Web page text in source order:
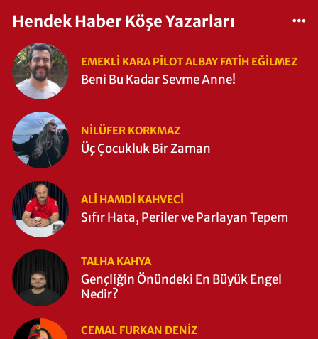
Hendek Haber Köşe Yazarları
EMEKLI KARA PILOT ALBAY FATIH EĞİLMEZ
Beni Bu Kadar Sevme Anne!
NILÜFER KORKMAZ
Üç Çocukluk Bir Zaman
ALI HAMDI KAHVECİ
Sıfır Hata, Periler ve Parlayan Tepem
TALHA KAHYA
Gençliğin Önündeki En Büyük Engel
Nedir?
CEMAL FURKAN DENİZ